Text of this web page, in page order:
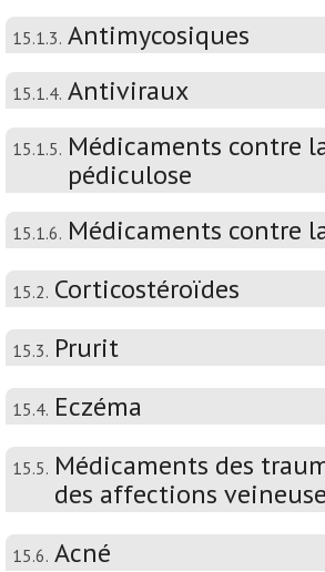
15.1.3. Antimycosiques
15.1.4. Antiviraux
15.1.5. Médicaments contre
pédiculose
15.1.6. Médicaments contre
15.2. Corticostéroïdes
15.3. Prurit
15.4. Eczéma
15.5. Médicaments des
des affections
15.6. Acné